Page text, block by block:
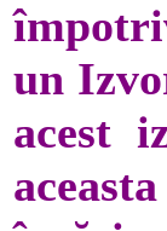
un
acest